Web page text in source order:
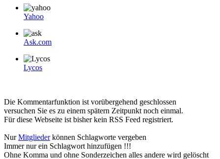
Yahoo
Ask.com
Lycos
Die Kommentarfunktion ist vorübergehend geschlossen
versuchen Sie es zu einem spätern Zeitpunkt noch einmal.
Für diese Webseite ist bisher kein RSS Feed registriert.
NurMitgliederkönnen Schlagworte vergeben
Immer nur ein Schlagwort hinzufügen !!!
Ohne Komma und ohne Sonderzeichen alles andere wird gelöscht